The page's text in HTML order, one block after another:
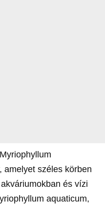
amelyet széles körben
és vízi
aquaticum,